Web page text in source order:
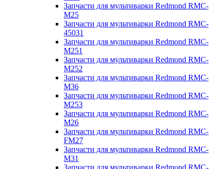
Запчасти для мультиварки Redmond RMC-
M25
Запчасти для мультиварки Redmond RMC-
45031
Запчасти для мультиварки Redmond RMC-
M251
Запчасти для мультиварки Redmond RMC-
M252
Запчасти для мультиварки Redmond RMC-
M36
Запчасти для мультиварки Redmond RMC-
M253
Запчасти для мультиварки Redmond RMC-
M26
Запчасти для мультиварки Redmond RMC-
FM27
Запчасти для мультиварки Redmond RMC-
M31
Запчасти для мультиварки Redmond RMC-